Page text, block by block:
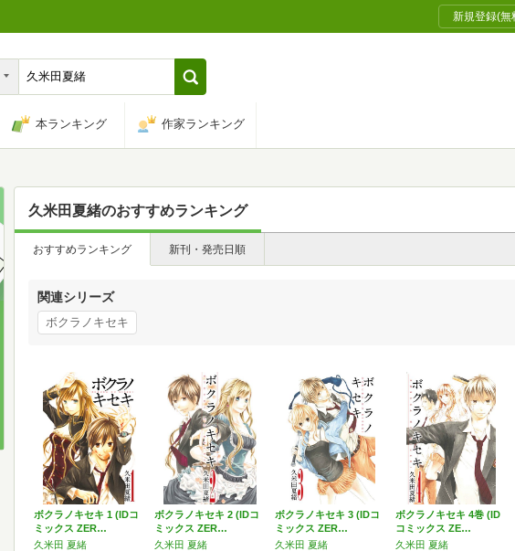
新規登録(無
本ランキング 作家ランキング
久米田夏緒のおすすめランキング
おすすめランキング 新刊・発売日順
関連シリーズ
ボクラノキセキ
ボクラノキセキ 1 (IDコ
ミックス ZER…
久米田 夏緒
ボクラノキセキ 2 (IDコ
ミックス ZER…
久米田 夏緒
ボクラノキセキ 3 (IDコ
ミックス ZER…
久米田 夏緒
ボクラノキセキ 4巻 (ID
コミックス ZE…
久米田 夏緒